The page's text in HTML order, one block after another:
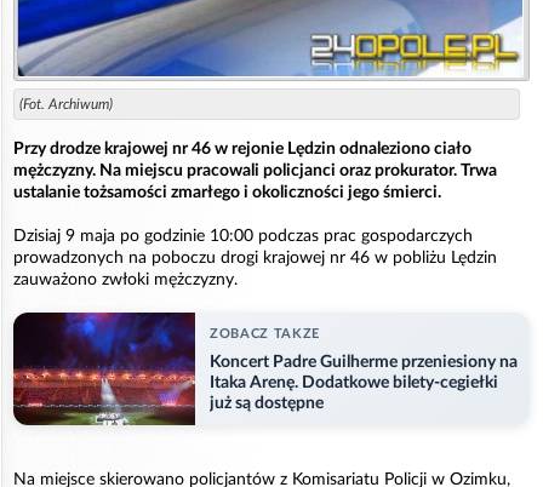
(Fot. Archiwum)
Przy drodze krajowej nr 46 w rejonie Lędzin odnaleziono ciało
mężczyzny. Na miejscu pracowali policjanci oraz prokurator. Trwa
ustalanie tożsamości zmarłego i okoliczności jego śmierci.
Dzisiaj 9 maja po godzinie 10:00 podczas prac gospodarczych
prowadzonych na poboczu drogi krajowej nr 46 w pobliżu Lędzin
zauważono zwłoki mężczyzny.
ZOBACZ TAKZE
Koncert Padre Guilherme przeniesiony na
Itaka Arenę. Dodatkowe bilety-cegiełki
już są dostępne
Na miejsce skierowano policjantów z Komisariatu Policji w Ozimku,